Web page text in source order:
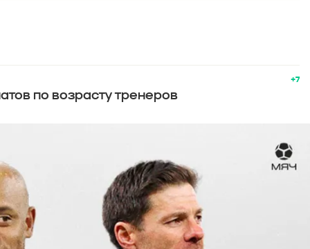
+7
по возрасту тренеров